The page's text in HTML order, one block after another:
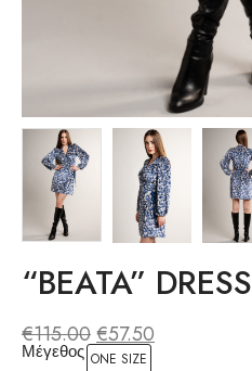
“BEATA” DRESS
€115.00€57.50
Μέγεθος ONE SIZE